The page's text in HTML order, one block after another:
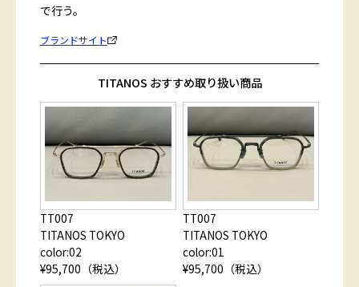
で行う。
ブランドサイト
TITANOS おすすめ取り扱い商品
TT007
TITANOS TOKYO
color:02
¥95,700（税込）
TT007
TITANOS TOKYO
color:01
¥95,700（税込）